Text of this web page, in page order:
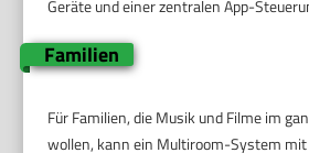
Geräte und einer zentralen App-
Familien
Für Familien, die Musik und Filme im
wollen, kann ein Multiroom-System